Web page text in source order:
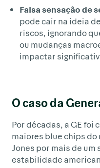
Falsa sensação de
pode cair na ideia
riscos, ignorando
ou mudanças
impactar
O caso da
Por décadas, a GE foi
maiores blue chips
Jones por mais de um
estabilidade